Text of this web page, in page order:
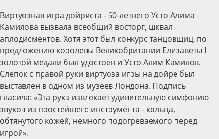
Виртуозная игра дойриста - 60-летнего Усто Алима
Камилова вызвала всеобщий восторг, шквал
аплодисментов. Хотя этот был конкурс танцовщиц, по
предложению королевы Великобритании Елизаветы I
золотой медали был удостоен и Усто Алим Камилов.
Слепок с правой руки виртуоза игры на дойре был
выставлен в одном из музеев Лондона. Подпись
гласила: «Эта рука извлекает удивительную симфонию
звуков из простейшего инструмента - кольца,
обтянутого кожей, немного подогреваемого перед
игрой».